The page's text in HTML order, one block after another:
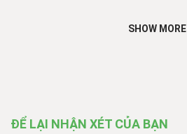
SHOW MORE
ĐỂ LẠI NHẬN XÉT CỦA BẠN